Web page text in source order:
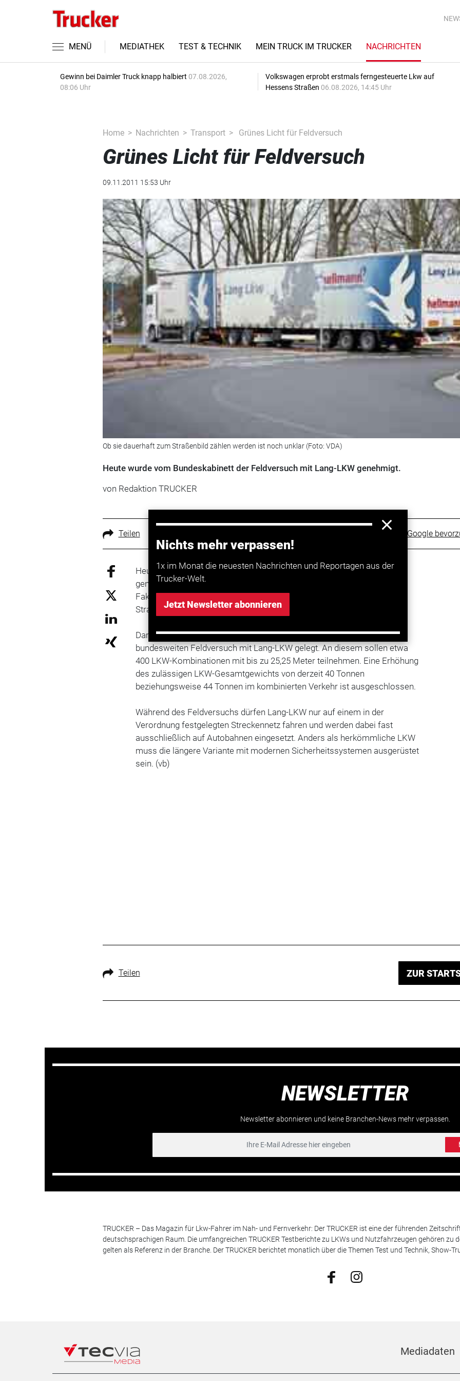
MENÜ MEDIATHEK TEST & TECHNIK MEIN TRUCK IM TRUCKER NACHRICHTEN
Gewinn bei Daimler Truck knapp halbiert 07.08.2026,
08:06 Uhr
Volkswagen erprobt erstmals ferngesteuerte Lkw auf
Hessens Straßen 06.08.2026, 14:45 Uhr
Home Nachrichten Transport Grünes Licht für Feldversuch
Grünes Licht für Feldversuch
09.11.2011 15:53 Uhr
Ob sie dauerhaft zum Straßenbild zählen werden ist noch unklar (Foto: VDA)
Heute wurde vom Bundeskabinett der Feldversuch mit Lang-LKW genehmigt.
von Redaktion TRUCKER
Teilen Trucker bei Google
Nichts mehr verpassen!
1x im Monat die neuesten Nachrichten und Reportagen aus der
Trucker-Welt.
Jetzt Newsletter abonnieren
Heute wurde vom Bundeskabinett der Feldversuch mit Lang- LKW
genehmigt. Die Verordnung gilt ab 1. Januar 2012 und dauert fünf Jahre.
Faktisch sollen Lang-LKW jedoch erst im Frühjahr auf Deutschlands
Straßen zu sehen sein.
Damit hat dieBundesregierungdie rechtlichen Grundlagen für einen
bundesweiten Feldversuch mit Lang-LKW gelegt. An diesem sollen etwa
400 LKW-Kombinationen mit bis zu 25,25 Meter teilnehmen. Eine Erhöhung
des zulässigen LKW-Gesamtgewichts von derzeit 40 Tonnen
beziehungsweise 44 Tonnen im kombinierten Verkehr ist ausgeschlossen.
Während des Feldversuchs dürfen Lang-LKW nur auf einem in der
Verordnung festgelegten Streckennetz fahren und werden dabei fast
ausschließlich auf Autobahnen eingesetzt. Anders als herkömmliche LKW
muss die längere Variante mit modernen Sicherheitssystemen ausgerüstet
sein. (vb)
Teilen ZUR
NEWSLETTER
Newsletter abonnieren und keine Branchen-News mehr verpassen.
TRUCKER – Das Magazin für Lkw-Fahrer im Nah- und Fernverkehr: Der TRUCKER ist eine der führenden
deutschsprachigen Raum. Die umfangreichen TRUCKER Testberichte zu LKWs und Nutzfahrzeugen gehören zu
gelten als Referenz in der Branche. Der TRUCKER berichtet monatlich über die Themen Test und Technik, Show-
Mediadaten